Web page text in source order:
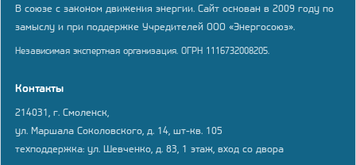
В союзе с законом движения энергии. Сайт основан в 2009 году по
замыслу и при поддержке Учредителей ООО «Энергосоюз».
Независимая экспертная организация. ОГРН 1116732008205.
Контакты
214031, г. Смоленск,
ул. Маршала Соколовского, д. 14, шт-кв. 105
техподдержка: ул. Шевченко, д. 83, 1 этаж, вход со двора